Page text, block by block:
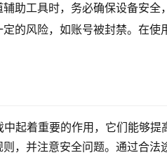
助工具时，务必确保设备安全
的风险，如账号被封禁。在
起着重要的作用，它们能够
，并注意安全问题。通过合